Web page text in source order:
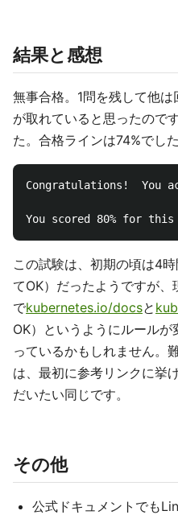
結果と感想
無事合格。1問を残して他
が取れていると思ったので
た。合格ラインは74%でした
Congratulations!  You
この試験は、初期の頃は4
てOK）だったようですが
でkubernetes.io/docsと
OK）というようにルール
っているかもしれません。
は、最初に参考リンクに挙
だいたい同じです。
その他
公式ドキュメントでも